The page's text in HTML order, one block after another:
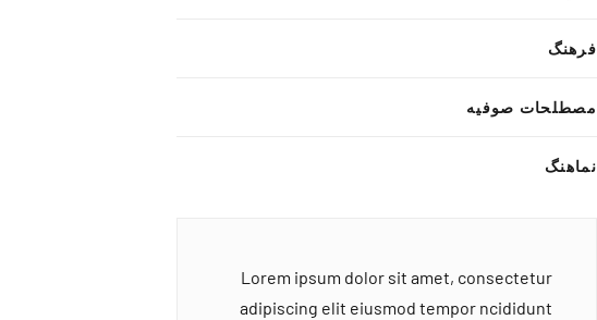
فرهنگ
مصطلحات صوفیه
نماهنگ
Lorem ipsum dolor sit amet, consectetur
adipiscing elit eiusmod tempor ncididunt